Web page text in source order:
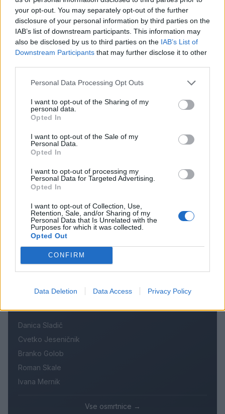
your opt-out. You may separately opt-out of the further
disclosure of your personal information by third parties on the
IAB’s list of downstream participants. This information may
also be disclosed by us to third parties on the IAB’s List of
Downstream Participants that may further disclose it to other
Personal Data Processing Opt Outs
I want to opt-out of the Sharing of my
personal data.
Opted In
I want to opt-out of the Sale of my
Personal Data.
Opted In
I want to opt-out of processing my
Personal Data for Targeted Advertising.
Opted In
I want to opt-out of Collection, Use,
Retention, Sale, and/or Sharing of my
Personal Data that Is Unrelated with the
Purposes for which it was collected.
Opted Out
CONFIRM
Data Deletion Data Access Privacy Policy
AVG
8
Spider-Man: Nov dan
18:00
AVG
8
Fuj, gosenica!
10:00
Vsi dogodki →
Najbolj brano
moškega udaril s steklenico in ga zabodel
(VIDEO) "Mislil sem, da je konec": Lastnik
velenjske picerije o padcu s padalom na
Hrvaškem
Dopustniška drama: Policija pričakala letalo s
Korošico po pristanku
Na Šaleški cesti v Velenju občanka poškodovala
tri vozila
Prijava pogrešanja razkrila tragedijo: V hiši našli
mrtvega 76-letnika
Danica Sladič
Cvetko Jeseničnik
Branko Golob
Roman Skale
Ivana Mernik
Vse osmrtnice →